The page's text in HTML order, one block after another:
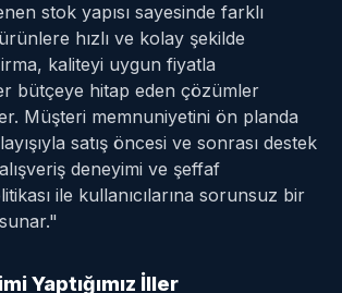
stok yapısı sayesinde farklı
hızlı ve kolay şekilde
kaliteyi uygun fiyatla
bütçeye hitap eden çözümler
Müşteri memnuniyetini ön planda
satış öncesi ve sonrası destek
deneyimi ve şeffaf
ile kullanıcılarına sorunsuz bir
Yaptığımız İller